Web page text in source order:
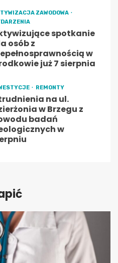
ZAWODOWA
spotkanie
osób z
w
już 7 sierpnia
REMONTY
na ul.
w Brzegu z
badań
w